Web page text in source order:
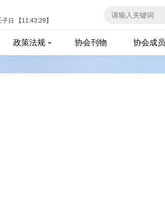
日 【 11:43:29 】
政策法规 协会刊物 协会成员